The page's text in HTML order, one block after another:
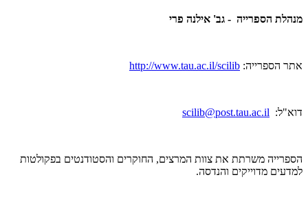
מנהלת הספרייה - גב' אילנה פרי
אתר הספרייה: http://www.tau.ac.il/scilib
דוא"ל: scilib@post.tau.ac.il
הספרייה משרתת את צוות המרצים, החוקרים והסטודנטים בפקולטות
למדעים מדוייקים והנדסה.